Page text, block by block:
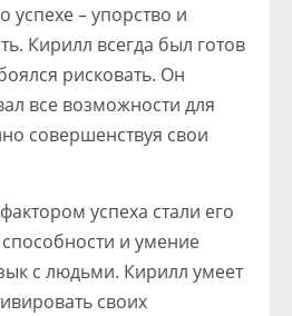
успехе – упорство и
Кирилл всегда был готов
рисковать. Он
все возможности для
совершенствуя свои
успеха стали его
и умение
с людьми. Кирилл умеет
своих